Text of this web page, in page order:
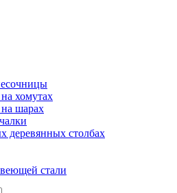
хомутах
шарах
деревянных столбах
стали